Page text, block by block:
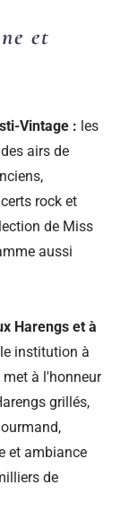
et
Vintage : les
airs de
rock et
de Miss
aussi
Harengs et à
institution à
met à l'honneur
grillés,
et ambiance
de